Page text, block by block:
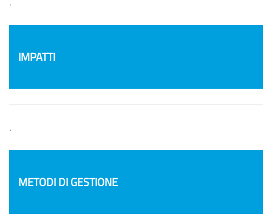
IMPATTI
.
METODI DI GESTIONE